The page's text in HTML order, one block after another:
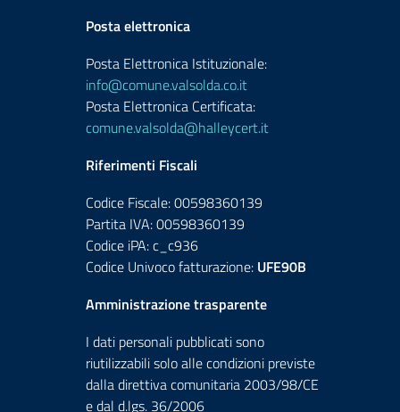
Posta elettronica
Posta Elettronica Istituzionale:
info@comune.valsolda.co.it
Posta Elettronica Certificata:
comune.valsolda@halleycert.it
Riferimenti Fiscali
Codice Fiscale: 00598360139
Partita IVA: 00598360139
Codice iPA: c_c936
Codice Univoco fatturazione: UFE90B
Amministrazione trasparente
I dati personali pubblicati sono
riutilizzabili solo alle condizioni previste
dalla direttiva comunitaria 2003/98/CE
e dal d.lgs. 36/2006